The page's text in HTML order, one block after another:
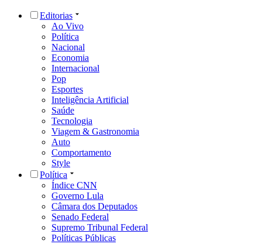
Editorias
Ao Vivo
Política
Nacional
Economia
Internacional
Pop
Esportes
Inteligência Artificial
Saúde
Tecnologia
Viagem & Gastronomia
Auto
Comportamento
Style
Política
Índice CNN
Governo Lula
Câmara dos Deputados
Senado Federal
Supremo Tribunal Federal
Políticas Públicas